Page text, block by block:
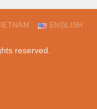
ENGLISH
reserved.